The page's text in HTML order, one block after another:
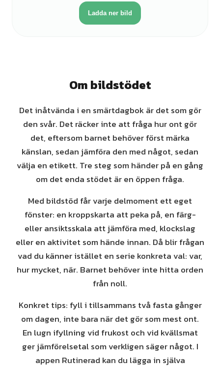
Ladda ner bild
Om bildstödet
Det inåtvända i en smärtdagbok är det som gör
den svår. Det räcker inte att fråga hur ont gör
det, eftersom barnet behöver först märka
känslan, sedan jämföra den med något, sedan
välja en etikett. Tre steg som händer på en gång
om det enda stödet är en öppen fråga.
Med bildstöd får varje delmoment ett eget
fönster: en kroppskarta att peka på, en färg-
eller ansiktsskala att jämföra med, klockslag
eller en aktivitet som hände innan. Då blir frågan
vad du känner istället en serie konkreta val: var,
hur mycket, när. Barnet behöver inte hitta orden
från noll.
Konkret tips: fyll i tillsammans två fasta gånger
om dagen, inte bara när det gör som mest ont.
En lugn ifyllning vid frukost och vid kvällsmat
ger jämförelsetal som verkligen säger något. I
appen Rutinerad kan du lägga in själva